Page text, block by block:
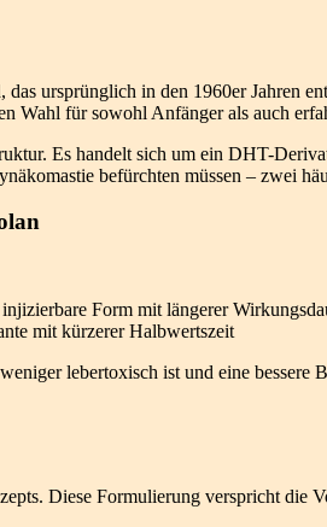
das ursprünglich in den 1960er Jahren
Wahl für sowohl Anfänger als auch
Es handelt sich um ein DHT-
befürchten müssen – zwei
Form mit längerer
mit kürzerer Halbwertszeit
lebertoxisch ist und eine bessere
Diese Formulierung verspricht die